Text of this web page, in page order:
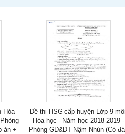
Hóa
án +
Đề thi HSG cấp huyện Lớp 9
Hóa học - Năm học 2018-2019 -
Phòng GD&ĐT Nậm Nhùn (Có